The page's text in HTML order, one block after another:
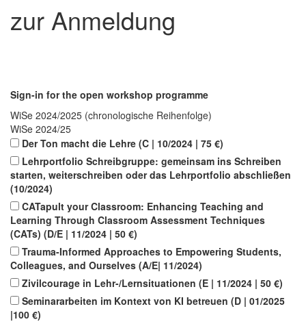
zur Anmeldung
Sign-in for the open workshop programme
WiSe 2024/2025 (chronologische Reihenfolge)
WiSe 2024/25
Der Ton macht die Lehre (C | 10/2024 | 75 €)
Lehrportfolio Schreibgruppe: gemeinsam ins Schreiben
starten, weiterschreiben oder das Lehrportfolio abschließen
(10/2024)
CATapult your Classroom: Enhancing Teaching and
Learning Through Classroom Assessment Techniques
(CATs) (D/E | 11/2024 | 50 €)
Trauma-Informed Approaches to Empowering Students,
Colleagues, and Ourselves (A/E| 11/2024)
Zivilcourage in Lehr-/Lernsituationen (E | 11/2024 | 50 €)
Seminararbeiten im Kontext von KI betreuen (D | 01/2025
|100 €)